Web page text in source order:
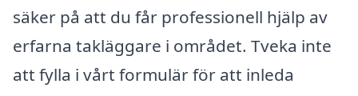
säker på att du får professionell hjälp av
erfarna takläggare i området. Tveka inte
att fylla i vårt formulär för att inleda